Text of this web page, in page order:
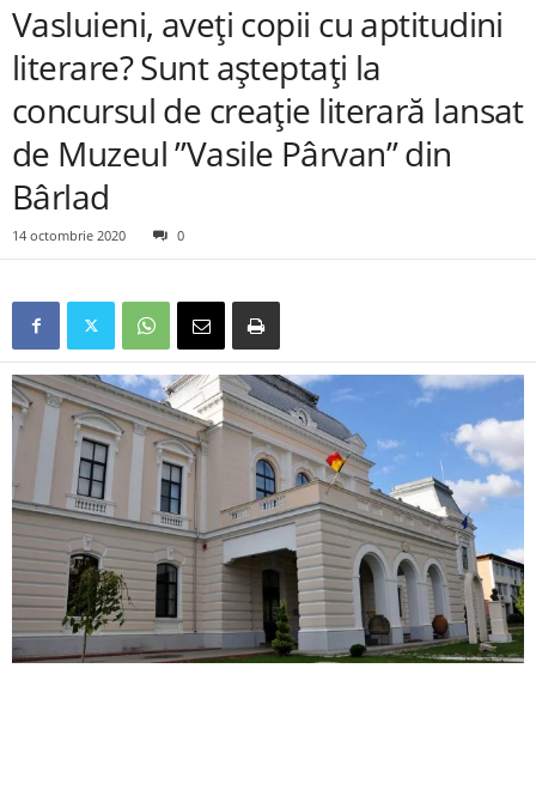
Vasluieni, aveți copii cu aptitudini
literare? Sunt așteptați la
concursul de creație literară lansat
de Muzeul ”Vasile Pârvan” din
Bârlad
14 octombrie 2020 0